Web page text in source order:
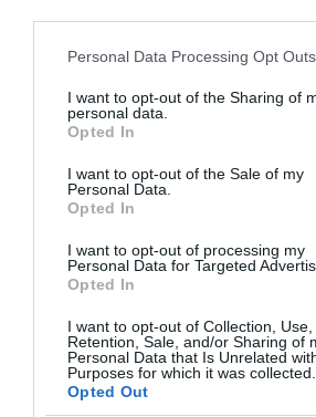
Please note that this website/app uses
not limited to your visit or usage
grant or deny consent to Google and its
use your data for below specified
consent section.
Personal Data Processing Opt Outs
I want to opt-out of the Sharing of
personal data.
Opted In
I want to opt-out of the Sale of my
Personal Data.
Opted In
I want to opt-out of processing my
Personal Data for Targeted
Opted In
I want to opt-out of Collection, Use,
Retention, Sale, and/or Sharing of
Personal Data that Is Unrelated
Purposes for which it was collected.
Opted Out
ΡΟΗ ΕΙΔΗΣΕΩΝ